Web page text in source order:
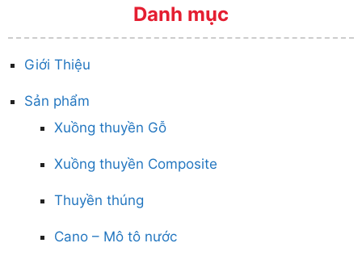
Danh mục
Giới Thiệu
Sản phẩm
Xuồng thuyền Gỗ
Xuồng thuyền Composite
Thuyền thúng
Cano – Mô tô nước